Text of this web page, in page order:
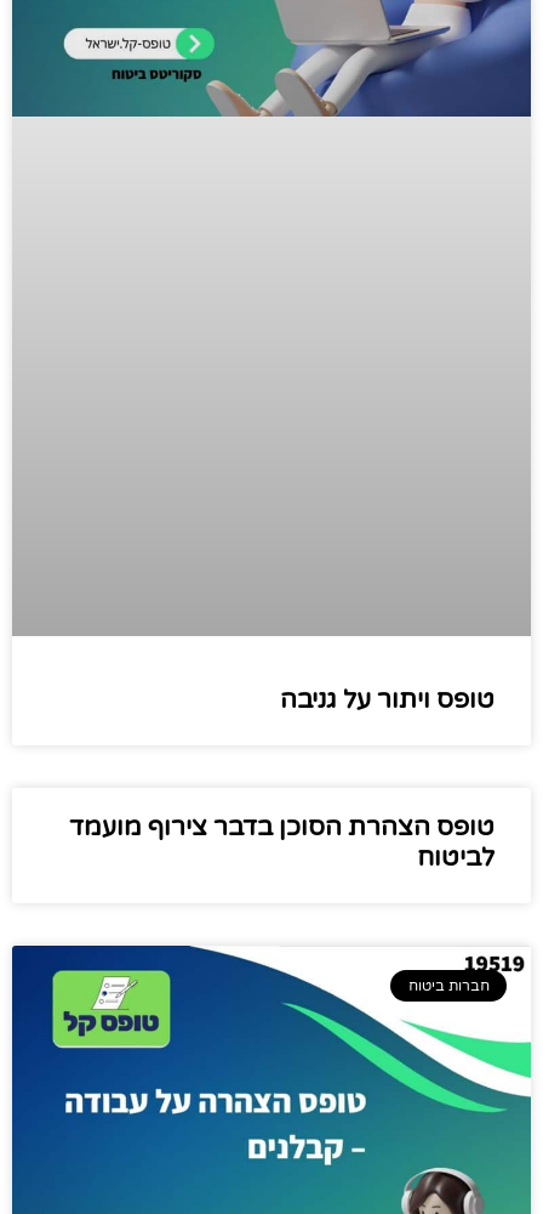
טופס ויתור על גניבה
טופס הצהרת הסוכן בדבר צירוף מועמד
לביטוח
חברות ביטוח